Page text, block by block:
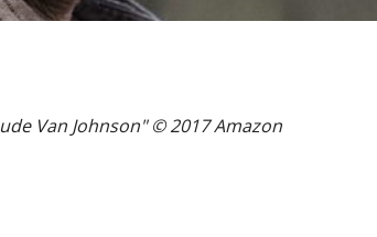
Van Johnson" © 2017 Amazon